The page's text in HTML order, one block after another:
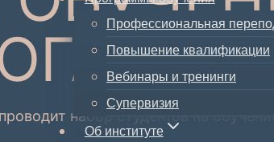
Профессиональная
Повышение квалификации
Вебинары и тренинги
Супервизия
Об институте
проводит набор студентов на